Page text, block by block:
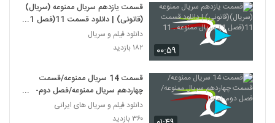
۰۰:۵۹
قسمت یازدهم سریال ممنوعه (سریال)
(قانونی) | دانلود قسمت 11(فصل 1)
سریال ممنوعه . 11
دانلود فیلم و سریال
۱۸۲ بازدید
قسمت 14 سریال ممنوعه/قسمت
چهاردهم سریال ممنوعه/فصل دوم-
نماشا
دانلود فیلم و سریال های ایرانی
۳۶۰ بازدید